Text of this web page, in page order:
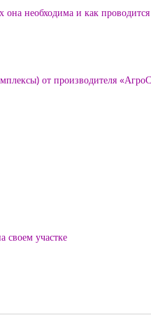
она необходима и как проводится
от производителя
своем участке